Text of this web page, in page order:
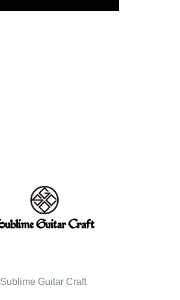
Sublime Guitar Craft